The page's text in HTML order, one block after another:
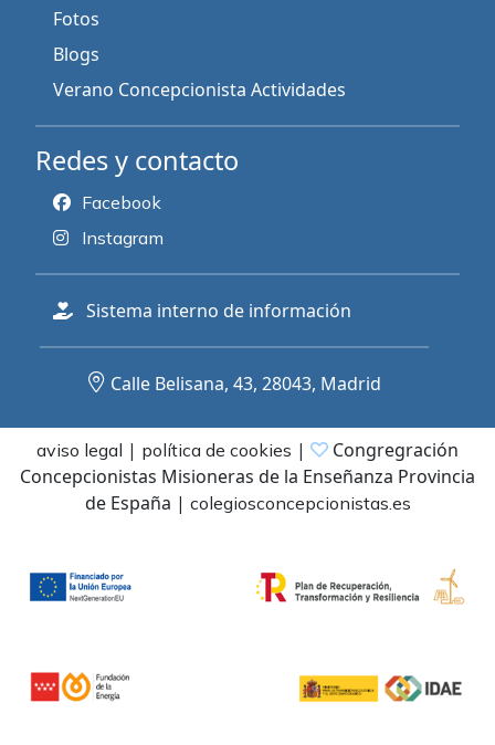
Fotos
Blogs
Verano Concepcionista Actividades
Redes y contacto
Facebook
Instagram
Sistema interno de información
Calle Belisana, 43, 28043, Madrid
aviso legal | política de cookies |
Congregración
Concepcionistas Misioneras de la Enseñanza Provincia
de España | colegiosconcepcionistas.es